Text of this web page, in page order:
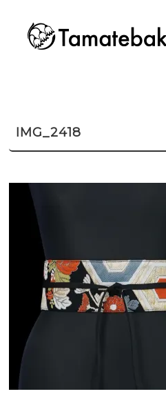
IMG_2418